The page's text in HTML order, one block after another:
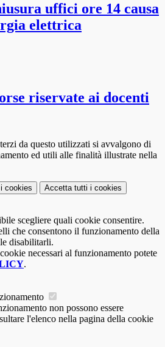
uffici ore 14 causa
elettrica
riservate ai docenti
da questo utilizzati si avvalgono di
ed utili alle finalità illustrate nella
i cookies Accetta tutti i cookies
scegliere quali cookie consentire.
che consentono il funzionamento della
disabilitarli.
necessari al funzionamento potete
.
non possono essere
l'elenco nella pagina della cookie